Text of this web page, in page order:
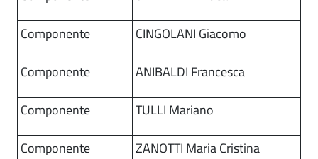
Componente
CINGOLANI Giacomo
Componente
ANIBALDI Francesca
Componente
TULLI Mariano
Componente
ZANOTTI Maria Cristina